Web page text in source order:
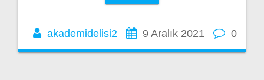
akademidelisi2 9 Aralık 2021 0